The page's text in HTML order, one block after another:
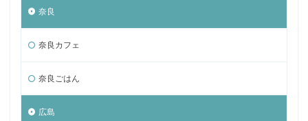
奈良
奈良カフェ
奈良ごはん
広島